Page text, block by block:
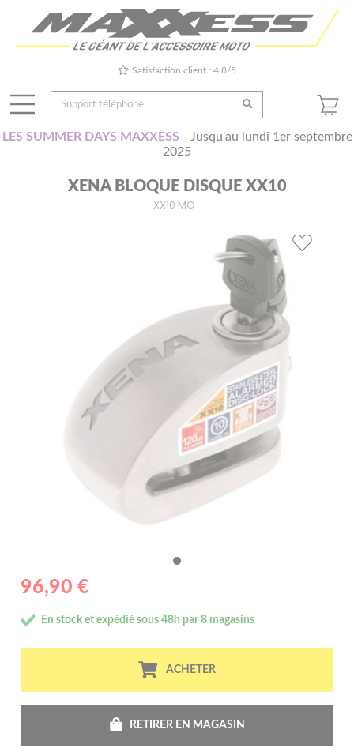
Satisfaction client : 4.8/5
LES SUMMER DAYS MAXXESS - Jusqu'au lundi 1er septembre
2025
XENA BLOQUE DISQUE XX10
XX10 MO
96,90 €
En stock et expédié sous 48h par 8 magasins
ACHETER
RETIRER EN MAGASIN